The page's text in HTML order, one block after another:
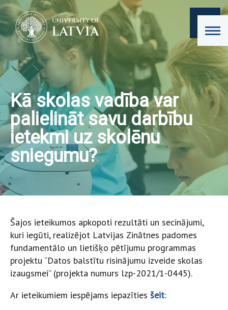
Kā skolas vadība var
palielināt savu darbību
ietekmi uz skolēnu
sniegumu?
Šajos ieteikumos apkopoti rezultāti un secinājumi,
kuri iegūti, realizējot Latvijas Zinātnes padomes
fundamentālo un lietišķo pētījumu programmas
projektu “Datos balstītu risinājumu izveide skolas
izaugsmei” (projekta numurs lzp-2021/1-0445).
Ar ieteikumiem iespējams iepazīties šeit: